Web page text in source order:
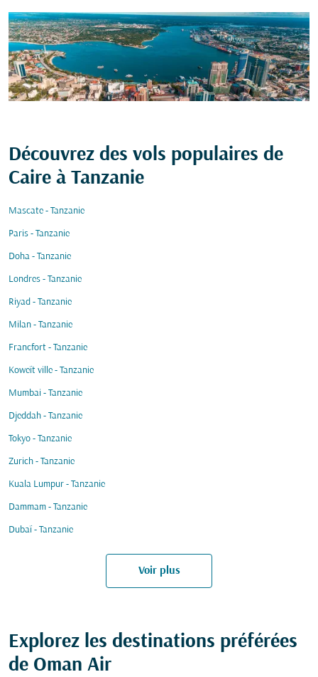
Découvrez des vols populaires de
Caire à Tanzanie
Mascate - Tanzanie
Paris - Tanzanie
Doha - Tanzanie
Londres - Tanzanie
Riyad - Tanzanie
Milan - Tanzanie
Francfort - Tanzanie
Koweït ville - Tanzanie
Mumbai - Tanzanie
Djeddah - Tanzanie
Tokyo - Tanzanie
Zurich - Tanzanie
Kuala Lumpur - Tanzanie
Dammam - Tanzanie
Dubaï - Tanzanie
Voir plus
Explorez les destinations préférées
de Oman Air